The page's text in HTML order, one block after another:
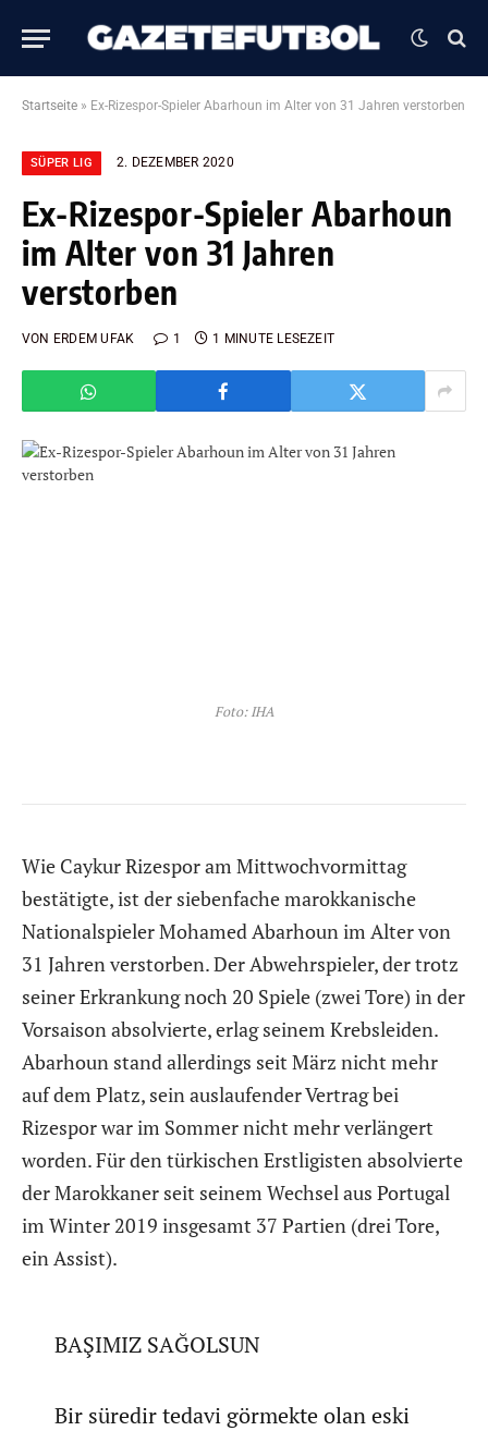
Startseite » Ex-Rizespor-Spieler Abarhoun im Alter von 31 Jahren verstorben
SÜPER LIG 2. DEZEMBER 2020
Ex-Rizespor-Spieler Abarhoun
im Alter von 31 Jahren
verstorben
VON ERDEM UFAK 1 1 MINUTE LESEZEIT
Foto: IHA
Wie Caykur Rizespor am Mittwochvormittag
bestätigte, ist der siebenfache marokkanische
Nationalspieler Mohamed Abarhoun im Alter von
31 Jahren verstorben. Der Abwehrspieler, der trotz
seiner Erkrankung noch 20 Spiele (zwei Tore) in der
Vorsaison absolvierte, erlag seinem Krebsleiden.
Abarhoun stand allerdings seit März nicht mehr
auf dem Platz, sein auslaufender Vertrag bei
Rizespor war im Sommer nicht mehr verlängert
worden. Für den türkischen Erstligisten absolvierte
der Marokkaner seit seinem Wechsel aus Portugal
im Winter 2019 insgesamt 37 Partien (drei Tore,
ein Assist).
BAŞIMIZ SAĞOLSUN
Bir süredir tedavi görmekte olan eski